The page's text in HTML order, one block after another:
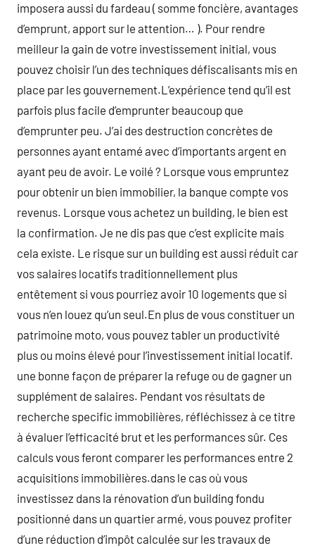
imposera aussi du fardeau ( somme foncière, avantages
d’emprunt, apport sur le attention… ). Pour rendre
meilleur la gain de votre investissement initial, vous
pouvez choisir l’un des techniques défiscalisants mis en
place par les gouvernement.L’expérience tend qu’il est
parfois plus facile d’emprunter beaucoup que
d’emprunter peu. J’ai des destruction concrètes de
personnes ayant entamé avec d’importants argent en
ayant peu de avoir. Le voilé ? Lorsque vous empruntez
pour obtenir un bien immobilier, la banque compte vos
revenus. Lorsque vous achetez un building, le bien est
la confirmation. Je ne dis pas que c’est explicite mais
cela existe. Le risque sur un building est aussi réduit car
vos salaires locatifs traditionnellement plus
entêtement si vous pourriez avoir 10 logements que si
vous n’en louez qu’un seul.En plus de vous constituer un
patrimoine moto, vous pouvez tabler un productivité
plus ou moins élevé pour l’investissement initial locatif.
une bonne façon de préparer la refuge ou de gagner un
supplément de salaires. Pendant vos résultats de
recherche specific immobilières, réfléchissez à ce titre
à évaluer l’efficacité brut et les performances sûr. Ces
calculs vous feront comparer les performances entre 2
acquisitions immobilières.dans le cas où vous
investissez dans la rénovation d’un building fondu
positionné dans un quartier armé, vous pouvez profiter
d’une réduction d’impôt calculée sur les travaux de